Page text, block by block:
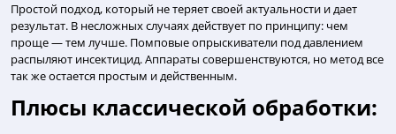
Простой подход, который не теряет своей актуальности и дает
результат. В несложных случаях действует по принципу: чем
проще — тем лучше. Помповые опрыскиватели под давлением
распыляют инсектицид. Аппараты совершенствуются, но метод все
так же остается простым и действенным.
Плюсы классической обработки: